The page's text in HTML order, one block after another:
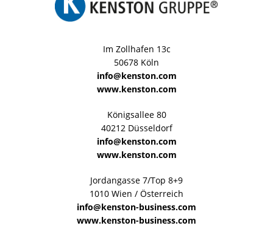
Im Zollhafen 13c
50678 Köln
info@kenston.com
www.kenston.com
Königsallee 80
40212 Düsseldorf
info@kenston.com
www.kenston.com
Jordangasse 7/Top 8+9
1010 Wien / Österreich
info@kenston-business.com
www.kenston-business.com